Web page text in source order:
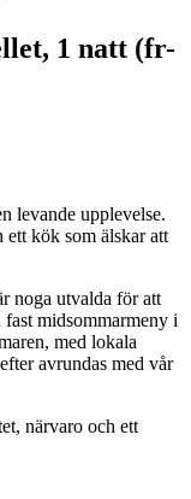
1 natt (fr-
levande upplevelse.
ett kök som älskar att
noga utvalda för att
midsommarmeny i
med lokala
avrundas med vår
närvaro och ett